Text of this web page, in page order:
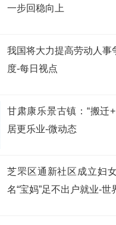
一步回稳向上
我国将大力提高劳动人事
度-每日视点
甘肃康乐景古镇：“搬迁
居更乐业-微动态
芝罘区通新社区成立妇
名“宝妈”足不出户就业-世